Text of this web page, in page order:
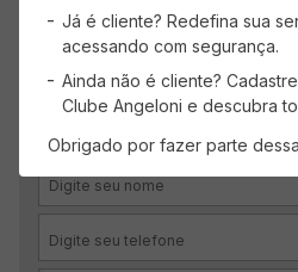
CADASTRE-SE
Receba promoções, novidades e
Já é cliente? Redefina sua
acessando com segurança.
Ainda não é cliente?
Clube Angeloni e descubra
Obrigado por fazer parte